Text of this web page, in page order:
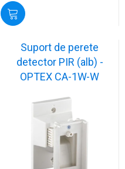
Suport de perete
detector PIR (alb) -
OPTEX CA-1W-W